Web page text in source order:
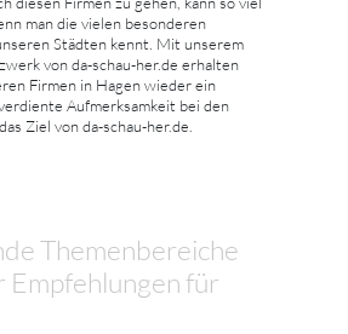
man die vielen besonderen
Städten kennt. Mit unserem
von da-schau-her.de erhalten
Firmen in Hagen wieder ein
Aufmerksamkeit bei den
Ziel von da-schau-her.de.
Themenbereiche
Empfehlungen für